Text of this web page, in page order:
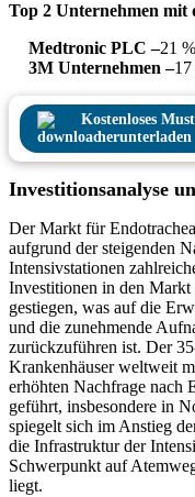
Top 2 Unternehmen mit
Medtronic PLC –21 %
3M Unternehmen –17
Kostenloses
herunterladen
Investitionsanalyse
Der Markt für
aufgrund der steigenden
Intensivstationen
Investitionen in den Markt
gestiegen, was auf die
und die zunehmende
zurückzuführen ist. Der
Krankenhäuser weltweit
erhöhten Nachfrage nach
geführt, insbesondere in
spiegelt sich im Anstieg
die Infrastruktur der
Schwerpunkt auf
liegt.